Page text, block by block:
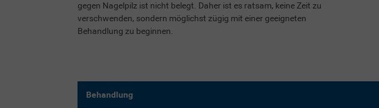
gegen Nagelpilz ist nicht belegt. Daher ist es ratsam, keine Zeit zu
verschwenden, sondern möglichst zügig mit einer geeigneten
Behandlung zu beginnen.
Behandlung